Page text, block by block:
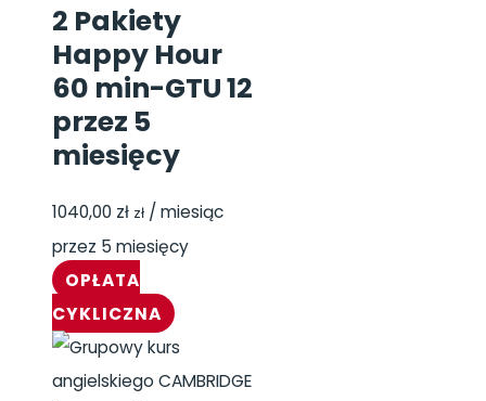
2 Pakiety
Happy Hour
60 min-GTU 12
przez 5
miesięcy
1040,00 zł zł / miesiąc
przez 5 miesięcy
OPŁATA
CYKLICZNA